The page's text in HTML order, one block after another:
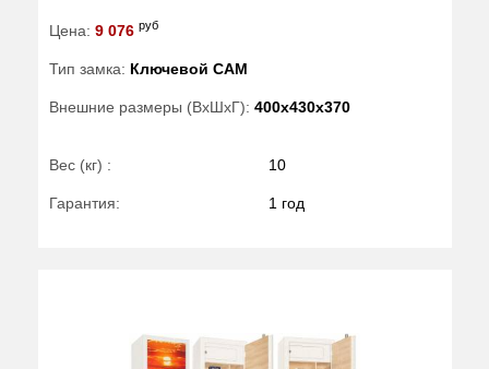
Цена: 9 076 руб
Тип замка: Ключевой САМ
Внешние размеры (ВхШхГ): 400x430x370
Вес (кг) : 10
Гарантия: 1 год